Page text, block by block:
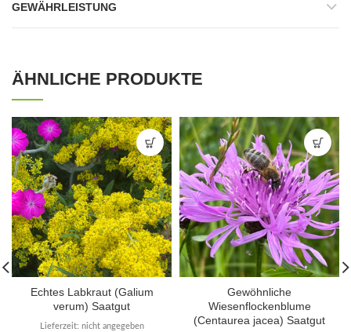
GEWÄHRLEISTUNG
ÄHNLICHE PRODUKTE
Echtes Labkraut (Galium
verum) Saatgut
Lieferzeit: nicht angegeben
Gewöhnliche
Wiesenflockenblume
(Centaurea jacea) Saatgut